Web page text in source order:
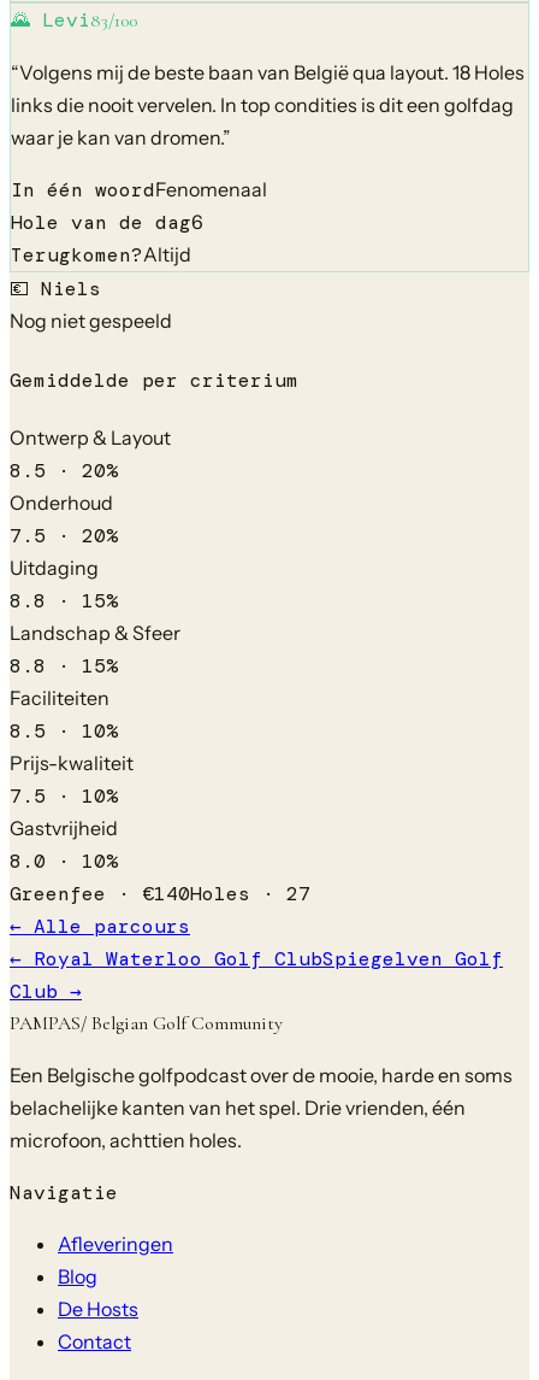
🌄 Levi83/100
“Volgens mij de beste baan van België qua layout. 18 Holes
links die nooit vervelen. In top condities is dit een golfdag
waar je kan van dromen.”
In één woordFenomenaal
Hole van de dag6
Terugkomen?Altijd
💶 Niels
Nog niet gespeeld
Gemiddelde per criterium
Ontwerp & Layout
8.5 · 20%
Onderhoud
7.5 · 20%
Uitdaging
8.8 · 15%
Landschap & Sfeer
8.8 · 15%
Faciliteiten
8.5 · 10%
Prijs-kwaliteit
7.5 · 10%
Gastvrijheid
8.0 · 10%
Greenfee · €140Holes · 27
← Alle parcours
← Royal Waterloo Golf ClubSpiegelven Golf
Club →
PAMPAS/ Belgian Golf Community
Een Belgische golfpodcast over de mooie, harde en soms
belachelijke kanten van het spel. Drie vrienden, één
microfoon, achttien holes.
Navigatie
Afleveringen
Blog
De Hosts
Contact